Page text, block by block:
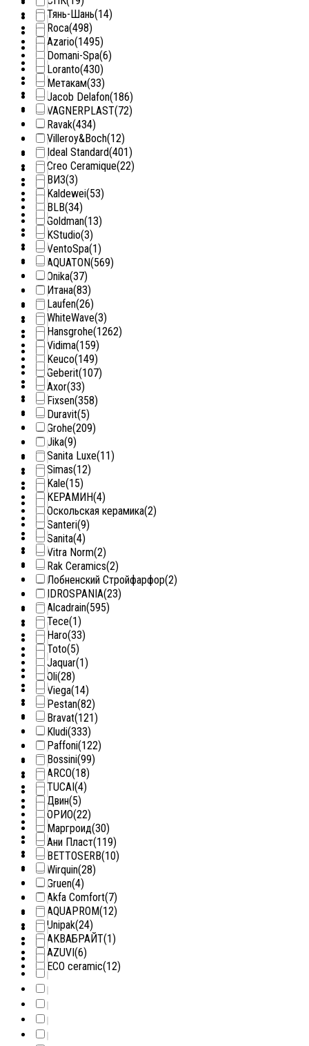
Тянь-Шань(14)
Roca(498)
Azario(1495)
Domani-Spa(6)
Loranto(430)
Метакам(33)
Jacob Delafon(186)
VAGNERPLAST(72)
Ravak(434)
Villeroy&Boch(12)
Ideal Standard(401)
Creo Ceramique(22)
ВИЗ(3)
Kaldewei(53)
BLB(34)
Goldman(13)
KStudio(3)
VentoSpa(1)
AQUATON(569)
Onika(37)
Итана(83)
Laufen(26)
WhiteWave(3)
Hansgrohe(1262)
Vidima(159)
Keuco(149)
Geberit(107)
Axor(33)
Fixsen(358)
Duravit(5)
Grohe(209)
Jika(9)
Sanita Luxe(11)
Simas(12)
Kale(15)
КЕРАМИН(4)
Оскольская керамика(2)
Santeri(9)
Sanita(4)
Vitra Norm(2)
Rak Ceramics(2)
Лобненский Стройфарфор(2)
IDROSPANIA(23)
Alcadrain(595)
Tece(1)
Haro(33)
Toto(5)
Jaquar(1)
Oli(28)
Viega(14)
Pestan(82)
Bravat(121)
Kludi(333)
Paffoni(122)
Bossini(99)
ARCO(18)
TUCAI (4)
Двин(5)
ОРИО(22)
Маргроид(30)
Ани Пласт(119)
BETTOSERB(10)
Wirquin(28)
Gruen(4)
Akfa Comfort(7)
AQUAPROM(12)
Unipak(24)
АКВАБРАЙТ(1)
AZUVI (6)
ECO ceramic(12)